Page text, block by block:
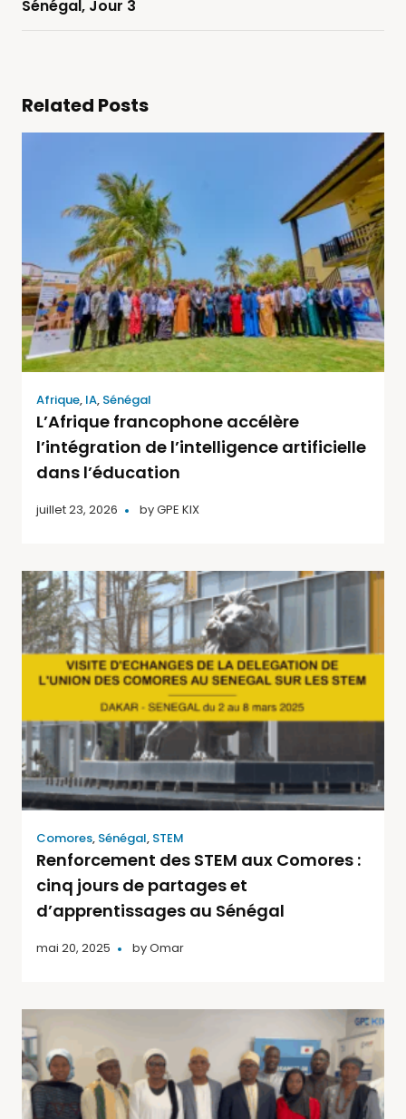
Sénégal, Jour 3
Related Posts
Afrique, IA, Sénégal
L’Afrique francophone accélère
l’intégration de l’intelligence artificielle
dans l’éducation
juillet 23, 2026 byGPE KIX
Comores, Sénégal, STEM
Renforcement des STEM aux Comores :
cinq jours de partages et
d’apprentissages au Sénégal
mai 20, 2025 byOmar